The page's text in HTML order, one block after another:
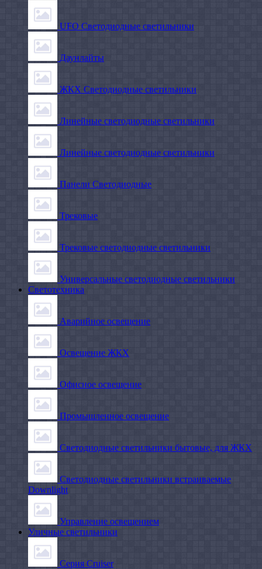
UFO Светодиодные светильники
Даунлайты
ЖКХ Светодиодные светильники
Линейные светодиодные светильники
Линейные светодиодные светильники
Панели Светодиодные
Трековые
Трековые светодиодные светильники
Универсальные светодиодные светильники
Светотехника
Аварийное освещение
Освещение ЖКХ
Офисное освещение
Промышленное освещение
Светодиодные светильники бытовые, для ЖКХ
Светодиодные светильники встраиваемые
Downlight
Управление освещением
Уличные светильники
Серия Cruiser